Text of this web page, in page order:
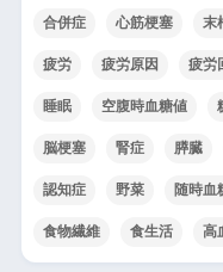
合併症 心筋梗塞 末
疲労 疲労原因 疲労
睡眠 空腹時血糖値
脳梗塞 腎症 膵臓
認知症 野菜 随時血
食物繊維 食生活 高